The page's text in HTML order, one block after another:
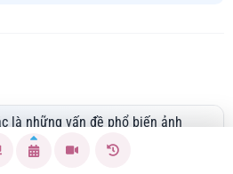
là những vấn đề phổ biến ảnh
sống của nhiều người. Video này